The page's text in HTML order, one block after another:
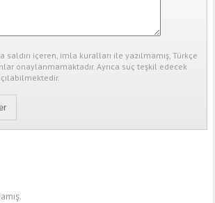
içeren, imla kuralları ile yazılmamış, Türkçe
onaylanmamaktadır. Ayrıca suç teşkil edecek